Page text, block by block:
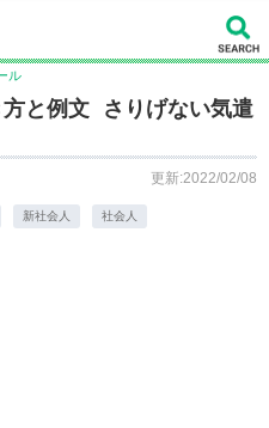
ル
と例文 さりげない気遣
更新:2022/02/08
新社会人 社会人